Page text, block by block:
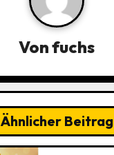
Vonfuchs
Ähnlicher Beitrag